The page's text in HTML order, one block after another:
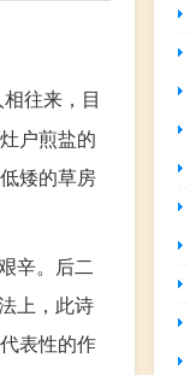
往来，目
户煎盐的
矮的草房
辛。后二
上，此诗
表性的作